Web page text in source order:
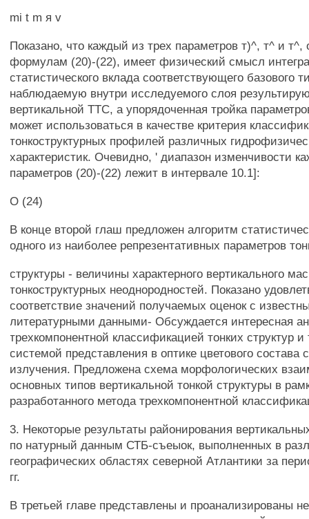
mi t m я v
Показано, что каждый из трех параметров т)^, т^ и
формулам (20)-(22), имеет физический смысл
статистического вклада соответствующего базового
наблюдаемую внутри исследуемого слоя
вертикальной TTC, а упорядоченная тройка
может использоваться в качестве критерия
тонкоструктурных профилей различных
характеристик. Очевидно, ' диапазон изменчивости
параметров (20)-(22) лежит в интервале 10.1]:
О (24)
В конце второй глаш предложен алгоритм
одного из наиболее репрезентативных параметров
структуры - величины характерного вертикального
тонкоструктурных неоднородностей. Показано
соответствие значений получаемых оценок с
литературными данными- Обсуждается интересная
трехкомпонентной классификацией тонких структур и
системой представления в оптике цветового состава
излучения. Предложена схема морфологических
основных типов вертикальной тонкой структуры в
разработанного метода трехкомпонентной
3. Некоторые результаты районирования
по натурный данным СТБ-съеыок, выполненных в
географических областях северной Атлантики за
гг.
В третьей главе представлены и проанализированы